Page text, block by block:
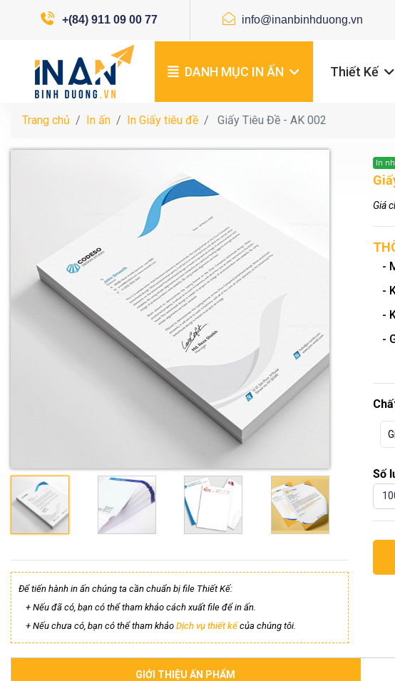
+(84) 911 09 00 77 info@inanbinhduong.vn
DANH MỤC IN ẤN Thiết Kế
Trang chủ In ấn In Giấy tiêu đề Giấy Tiêu Đề - AK 002
Để tiến hành in ấn chúng ta cần chuẩn bị file Thiết Kế:
+ Nếu đã có, bạn có thể tham khảo cách xuất file để in ấn.
+ Nếu chưa có, bạn có thể tham khảo Dịch vụ thiết kếcủa chúng tôi.
In
Giá
-
-
-
-
Số
GIỚI THIỆU ẤN PHẨM